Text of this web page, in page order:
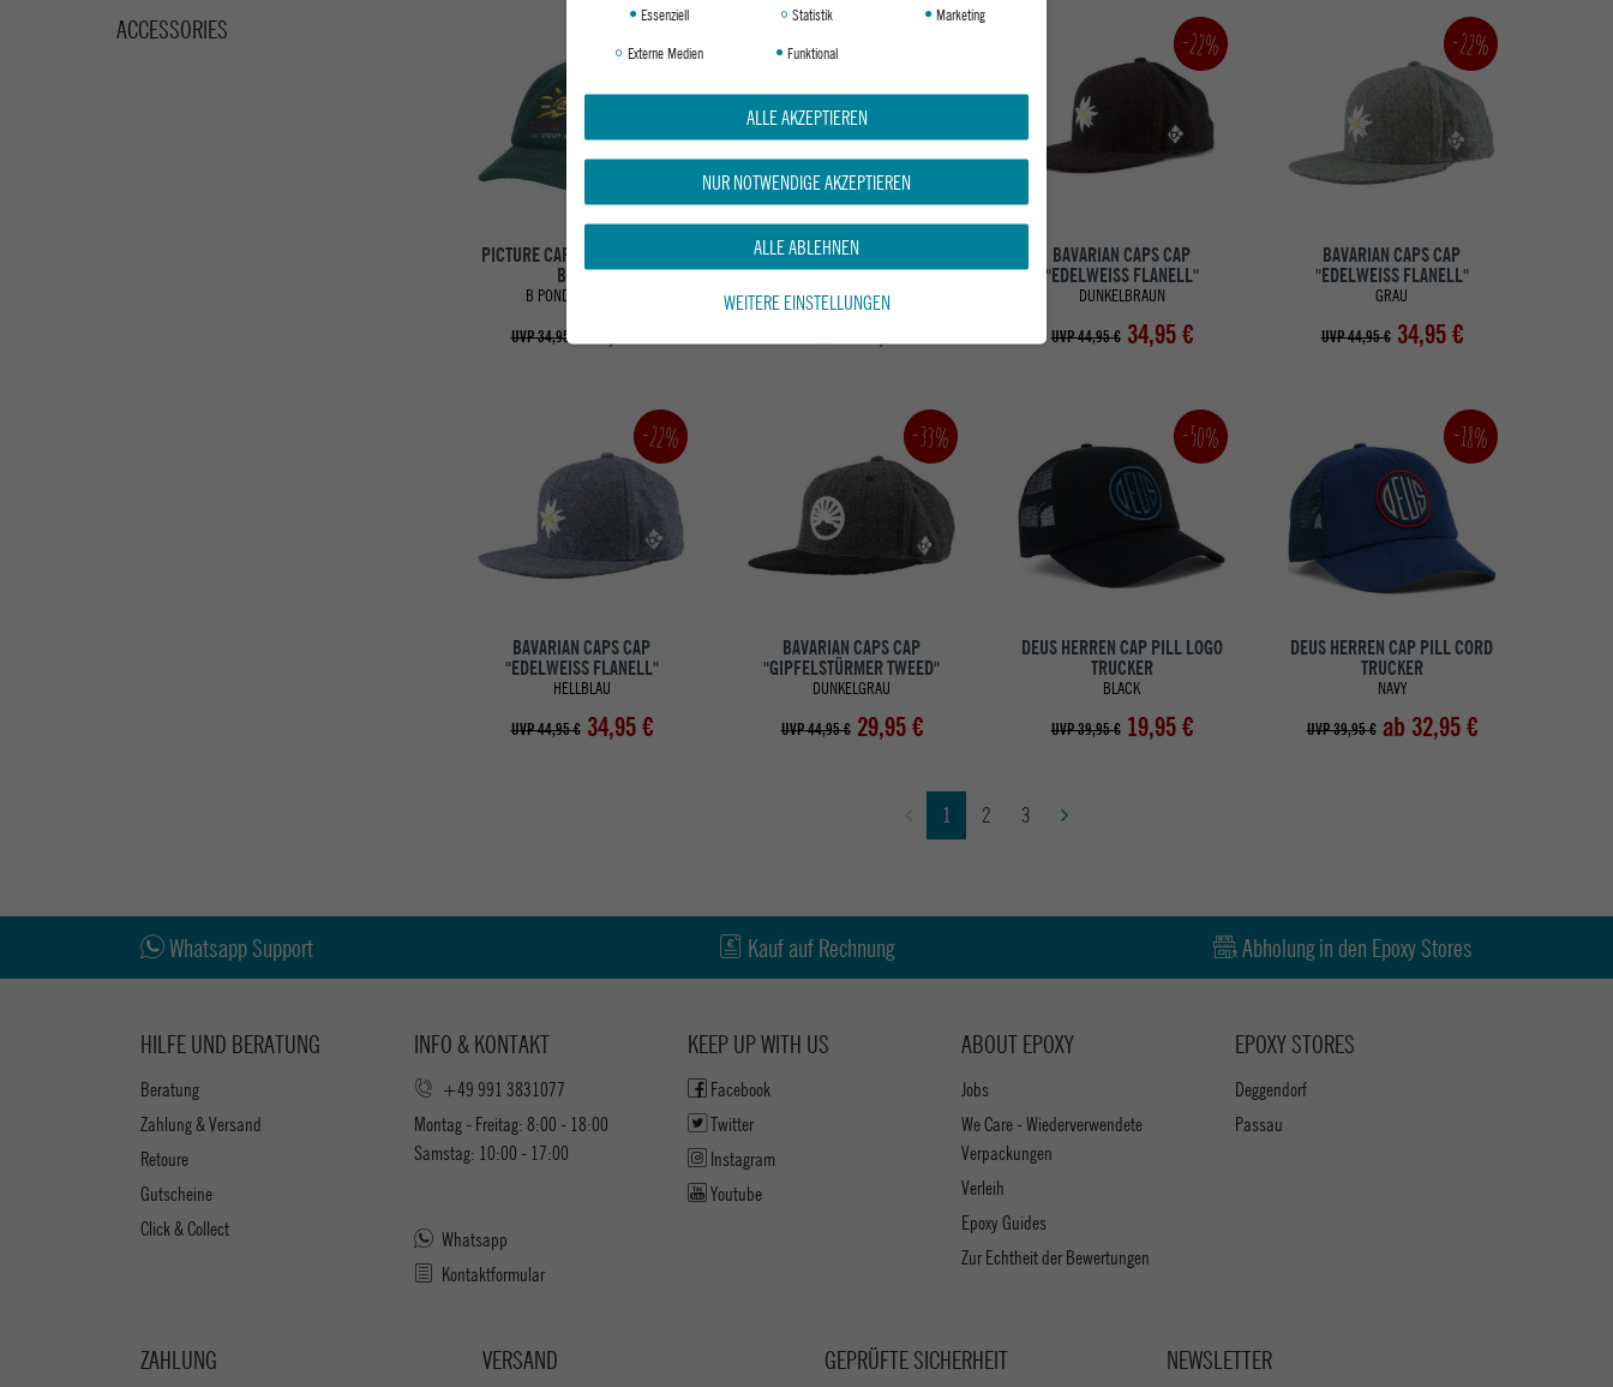
ACCESSORIES
-43%
PICTURE CAP DREEZE FLEECE
BB CAP
B PONDEROSA PINE
UVP 34,95 € 19,95 €
REELL HERREN CAP FLAT 6-
PANEL CAP
140 MAGNET
19,95 €
-22%
BAVARIAN CAPS CAP
"EDELWEISS FLANELL"
DUNKELBRAUN
UVP 44,95 € 34,95 €
-22%
BAVARIAN CAPS CAP
"EDELWEISS FLANELL"
GRAU
UVP 44,95 € 34,95 €
-22%
BAVARIAN CAPS CAP
"EDELWEISS FLANELL"
HELLBLAU
UVP 44,95 € 34,95 €
-33%
BAVARIAN CAPS CAP
"GIPFELSTÜRMER TWEED"
DUNKELGRAU
UVP 44,95 € 29,95 €
-50%
DEUS HERREN CAP PILL LOGO
TRUCKER
BLACK
UVP 39,95 € 19,95 €
-18%
DEUS HERREN CAP PILL CORD
TRUCKER
NAVY
UVP 39,95 € ab 32,95 €
1 2 3
Whatsapp Support Kauf auf Rechnung Abholung in den Epoxy Stores
HILFE UND BERATUNG
Beratung
Zahlung & Versand
Retoure
Gutscheine
Click & Collect
INFO & KONTAKT
+49 991 3831077
Montag - Freitag: 8:00 - 18:00
Samstag: 10:00 - 17:00
Whatsapp
Kontaktformular
ABOUT EPOXY
Jobs
We Care - Wiederverwendete
Verpackungen
Verleih
Epoxy Guides
Zur Echtheit der Bewertungen
EPOXY STORES
Deggendorf
Passau
KEEP UP WITH US
Facebook
Twitter
Instagram
Youtube
ZAHLUNG VERSAND GEPRÜFTE SICHERHEIT NEWSLETTER
Essenziell Statistik
Marketing
Externe Medien
Funktional
ALLE AKZEPTIEREN
NUR NOTWENDIGE AKZEPTIEREN
ALLE ABLEHNEN
WEITERE EINSTELLUNGEN